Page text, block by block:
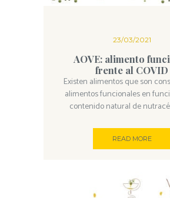
23/03/2021
AOVE: alimento
frente al COVID
Existen alimentos que son
alimentos funcionales en
contenido natural de
READ MORE